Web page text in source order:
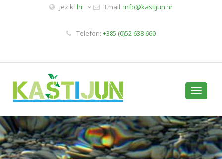
Jezik: hr Email: info@kastijun.hr
Telefon: +385 (0)52 638 660
Toggle